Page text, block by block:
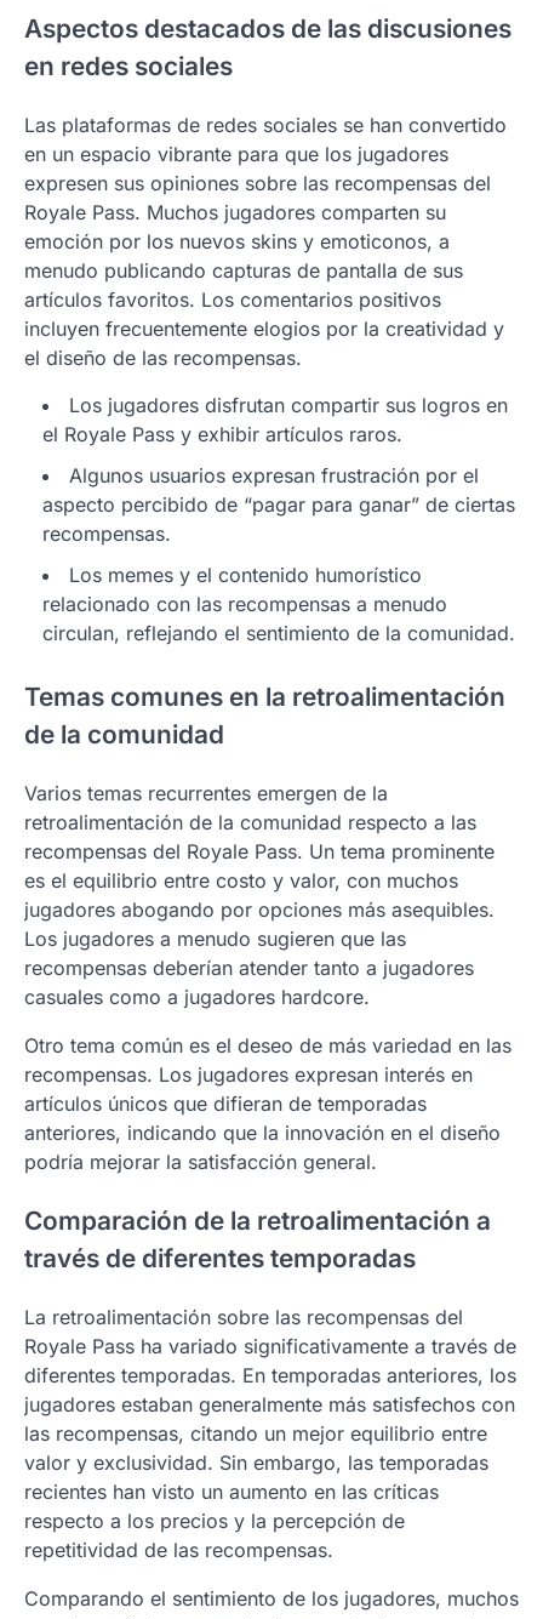
Aspectos destacados de las discusiones
en redes sociales
Las plataformas de redes sociales se han convertido
en un espacio vibrante para que los jugadores
expresen sus opiniones sobre las recompensas del
Royale Pass. Muchos jugadores comparten su
emoción por los nuevos skins y emoticonos, a
menudo publicando capturas de pantalla de sus
artículos favoritos. Los comentarios positivos
incluyen frecuentemente elogios por la creatividad y
el diseño de las recompensas.
Los jugadores disfrutan compartir sus logros en
el Royale Pass y exhibir artículos raros.
Algunos usuarios expresan frustración por el
aspecto percibido de “pagar para ganar” de ciertas
recompensas.
Los memes y el contenido humorístico
relacionado con las recompensas a menudo
circulan, reflejando el sentimiento de la comunidad.
Temas comunes en la retroalimentación
de la comunidad
Varios temas recurrentes emergen de la
retroalimentación de la comunidad respecto a las
recompensas del Royale Pass. Un tema prominente
es el equilibrio entre costo y valor, con muchos
jugadores abogando por opciones más asequibles.
Los jugadores a menudo sugieren que las
recompensas deberían atender tanto a jugadores
casuales como a jugadores hardcore.
Otro tema común es el deseo de más variedad en las
recompensas. Los jugadores expresan interés en
artículos únicos que difieran de temporadas
anteriores, indicando que la innovación en el diseño
podría mejorar la satisfacción general.
Comparación de la retroalimentación a
través de diferentes temporadas
La retroalimentación sobre las recompensas del
Royale Pass ha variado significativamente a través de
diferentes temporadas. En temporadas anteriores, los
jugadores estaban generalmente más satisfechos con
las recompensas, citando un mejor equilibrio entre
valor y exclusividad. Sin embargo, las temporadas
recientes han visto un aumento en las críticas
respecto a los precios y la percepción de
repetitividad de las recompensas.
Comparando el sentimiento de los jugadores, muchos